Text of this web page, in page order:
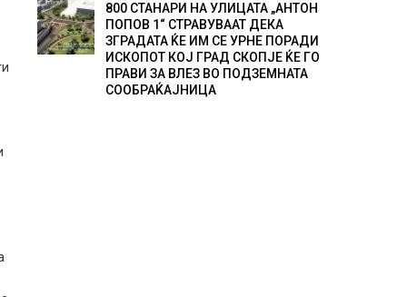
800 СТАНАРИ НА УЛИЦАТА „АНТОН
ПОПОВ 1“ СТРАВУВААТ ДЕКА
ЗГРАДАТА ЌЕ ИМ СЕ УРНЕ ПОРАДИ
ИСКОПОТ КОЈ ГРАД СКОПЈЕ ЌЕ ГО
ПРАВИ ЗА ВЛЕЗ ВО ПОДЗЕМНАТА
СООБРАЌАЈНИЦА